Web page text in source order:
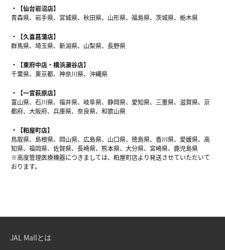
【仙台岩沼店】
青森県、岩手県、宮城県、秋田県、山形県、福島県、茨城県、栃木県
【久喜菖蒲店】
群馬県、埼玉県、新潟県、山梨県、長野県
【東府中店・横浜瀬谷店】
千葉県、東京都、神奈川県、沖縄県
【一宮萩原店】
富山県、石川県、福井県、岐阜県、静岡県、愛知県、三重県、滋賀県、京
都府、大阪府、兵庫県、奈良県、和歌山県
【粕屋町店】
鳥取県、島根県、岡山県、広島県、山口県、徳島県、香川県、愛媛県、高
知県、福岡県、佐賀県、長崎県、熊本県、大分県、宮崎県、鹿児島県
※高度管理医療機器につきましては、粕屋町店より発送させていただいて
おります。
JAL Mallとは